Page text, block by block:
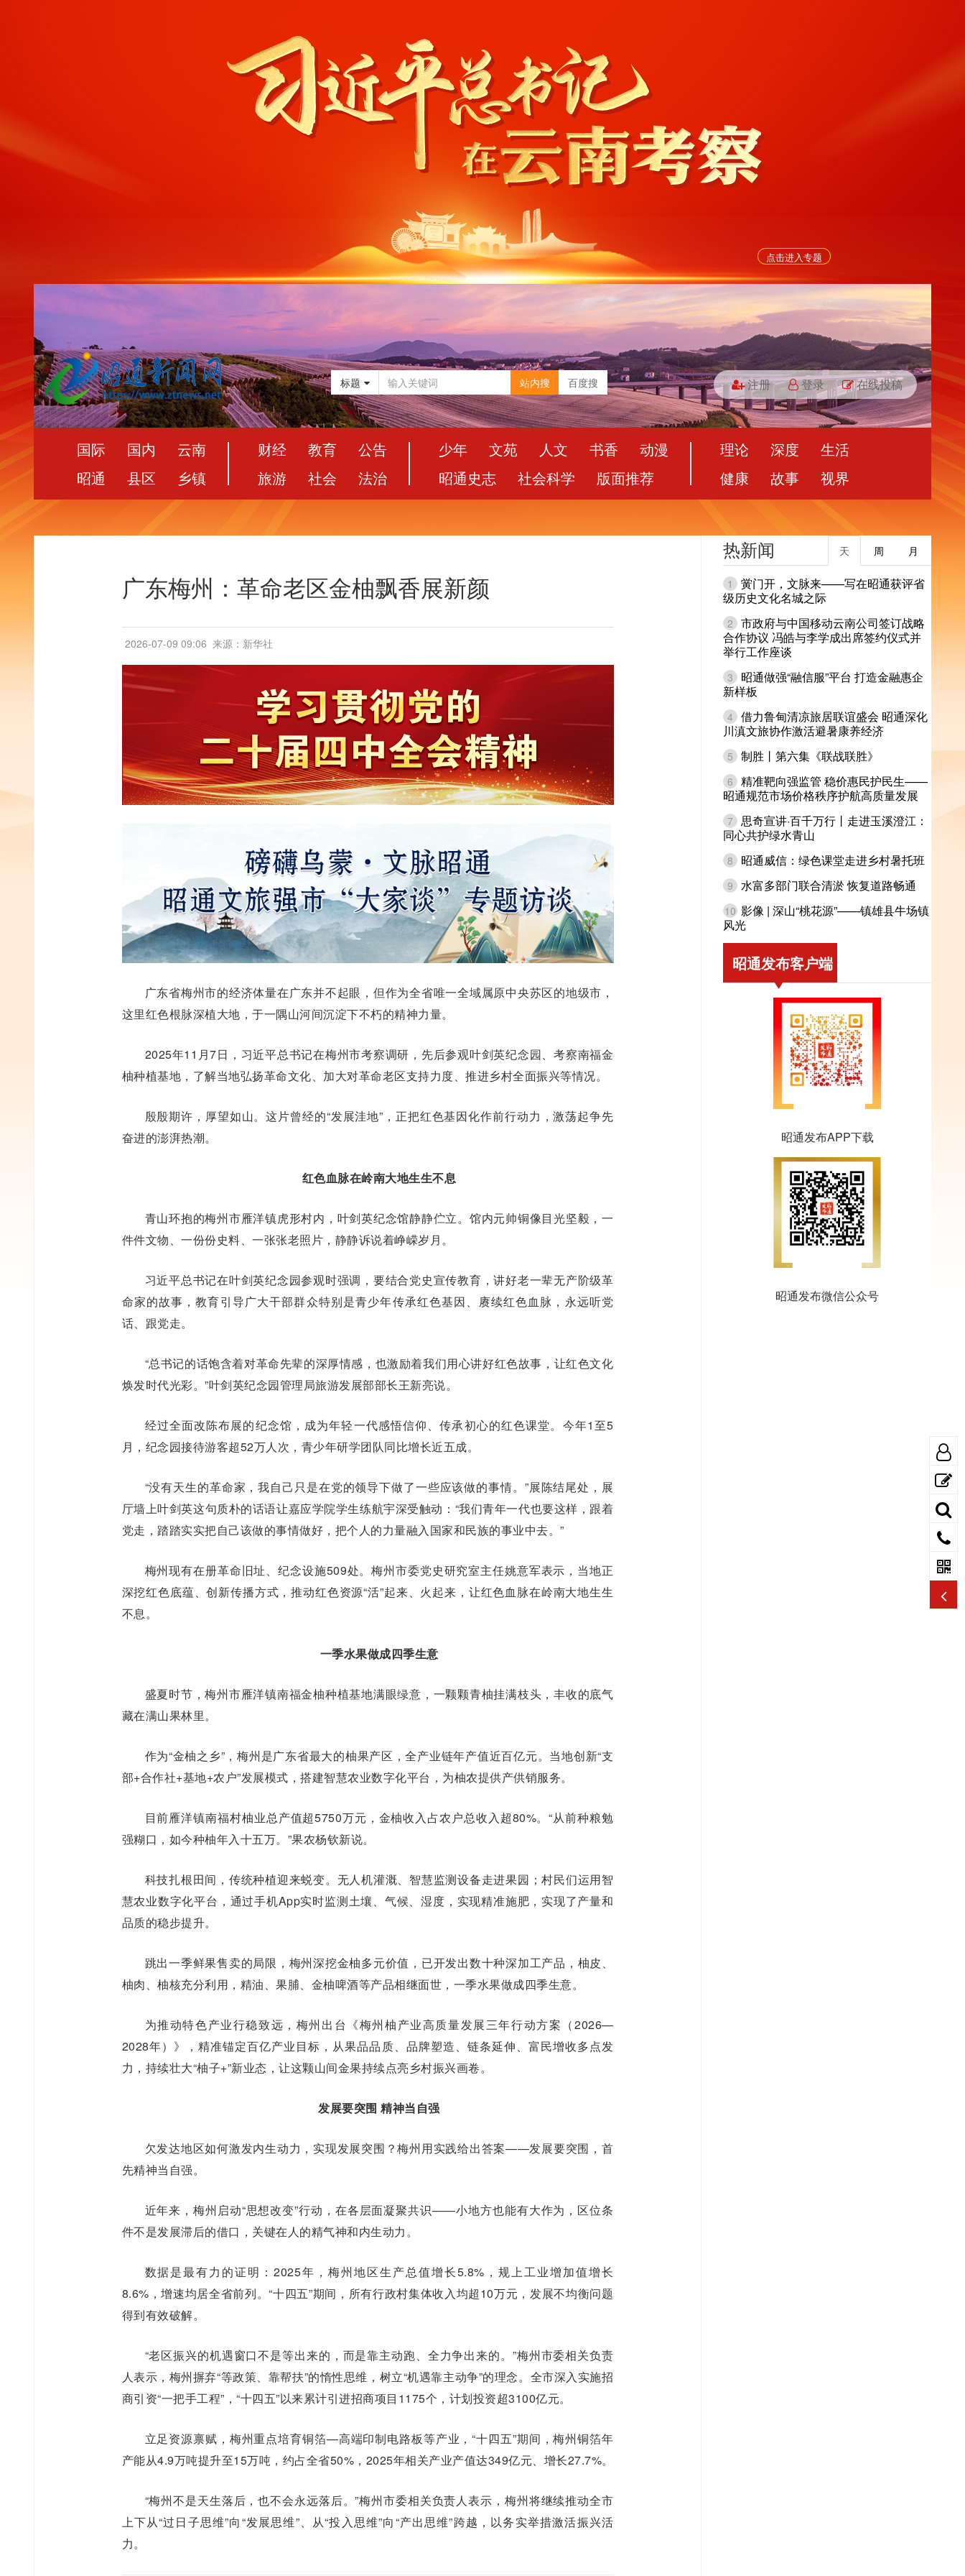
点击进入专题
标题 站内搜 百度搜 注册 登录 在线投稿
国际 国内
云南
昭通
县区 乡镇
财经 教育
公告
旅游
社会 法治
少年 文苑 人文 书香
动漫
昭通史志
社会科学 版面推荐
理论 深度
生活
健康
故事 视界
广东梅州：革命老区金柚飘香展新颜
2026-07-09 09:06 来源：新华社
广东省梅州市的经济体量在广东并不起眼，但作为全省唯一全域属原中央苏区的地级市，
这里红色根脉深植大地，于一隅山河间沉淀下不朽的精神力量。
2025年11月7日，习近平总书记在梅州市考察调研，先后参观叶剑英纪念园、考察南福金
柚种植基地，了解当地弘扬革命文化、加大对革命老区支持力度、推进乡村全面振兴等情况。
殷殷期许，厚望如山。这片曾经的“发展洼地”，正把红色基因化作前行动力，激荡起争先
奋进的澎湃热潮。
红色血脉在岭南大地生生不息
青山环抱的梅州市雁洋镇虎形村内，叶剑英纪念馆静静伫立。馆内元帅铜像目光坚毅，一
件件文物、一份份史料、一张张老照片，静静诉说着峥嵘岁月。
习近平总书记在叶剑英纪念园参观时强调，要结合党史宣传教育，讲好老一辈无产阶级革
命家的故事，教育引导广大干部群众特别是青少年传承红色基因、赓续红色血脉，永远听党
话、跟党走。
“总书记的话饱含着对革命先辈的深厚情感，也激励着我们用心讲好红色故事，让红色文化
焕发时代光彩。”叶剑英纪念园管理局旅游发展部部长王新亮说。
经过全面改陈布展的纪念馆，成为年轻一代感悟信仰、传承初心的红色课堂。今年1至5
月，纪念园接待游客超52万人次，青少年研学团队同比增长近五成。
“没有天生的革命家，我自己只是在党的领导下做了一些应该做的事情。”展陈结尾处，展
厅墙上叶剑英这句质朴的话语让嘉应学院学生练航宇深受触动：“我们青年一代也要这样，跟着
党走，踏踏实实把自己该做的事情做好，把个人的力量融入国家和民族的事业中去。”
梅州现有在册革命旧址、纪念设施509处。梅州市委党史研究室主任姚意军表示，当地正
深挖红色底蕴、创新传播方式，推动红色资源“活”起来、火起来，让红色血脉在岭南大地生生
不息。
一季水果做成四季生意
盛夏时节，梅州市雁洋镇南福金柚种植基地满眼绿意，一颗颗青柚挂满枝头，丰收的底气
藏在满山果林里。
作为“金柚之乡”，梅州是广东省最大的柚果产区，全产业链年产值近百亿元。当地创新“支
部+合作社+基地+农户”发展模式，搭建智慧农业数字化平台，为柚农提供产供销服务。
目前雁洋镇南福村柚业总产值超5750万元，金柚收入占农户总收入超80%。“从前种粮勉
强糊口，如今种柚年入十五万。”果农杨钦新说。
科技扎根田间，传统种植迎来蜕变。无人机灌溉、智慧监测设备走进果园；村民们运用智
慧农业数字化平台，通过手机App实时监测土壤、气候、湿度，实现精准施肥，实现了产量和
品质的稳步提升。
跳出一季鲜果售卖的局限，梅州深挖金柚多元价值，已开发出数十种深加工产品，柚皮、
柚肉、柚核充分利用，精油、果脯、金柚啤酒等产品相继面世，一季水果做成四季生意。
为推动特色产业行稳致远，梅州出台《梅州柚产业高质量发展三年行动方案（2026—
2028年）》，精准锚定百亿产业目标，从果品品质、品牌塑造、链条延伸、富民增收多点发
力，持续壮大“柚子+”新业态，让这颗山间金果持续点亮乡村振兴画卷。
发展要突围 精神当自强
欠发达地区如何激发内生动力，实现发展突围？梅州用实践给出答案——发展要突围，首
先精神当自强。
近年来，梅州启动“思想改变”行动，在各层面凝聚共识——小地方也能有大作为，区位条
件不是发展滞后的借口，关键在人的精气神和内生动力。
数据是最有力的证明：2025年，梅州地区生产总值增长5.8%，规上工业增加值增长
8.6%，增速均居全省前列。“十四五”期间，所有行政村集体收入均超10万元，发展不均衡问题
得到有效破解。
“老区振兴的机遇窗口不是等出来的，而是靠主动跑、全力争出来的。”梅州市委相关负责
人表示，梅州摒弃“等政策、靠帮扶”的惰性思维，树立“机遇靠主动争”的理念。全市深入实施招
商引资“一把手工程”，“十四五”以来累计引进招商项目1175个，计划投资超3100亿元。
立足资源禀赋，梅州重点培育铜箔—高端印制电路板等产业，“十四五”期间，梅州铜箔年
产能从4.9万吨提升至15万吨，约占全省50%，2025年相关产业产值达349亿元、增长27.7%。
“梅州不是天生落后，也不会永远落后。”梅州市委相关负责人表示，梅州将继续推动全市
上下从“过日子思维”向“发展思维”、从“投入思维”向“产出思维”跨越，以务实举措激活振兴活
力。
热新闻 月
周
天
1
黉门开，文脉来——写在昭通获评省
级历史文化名城之际
2 市政府与中国移动云南公司签订战略
合作协议 冯皓与李学成出席签约仪式并
举行工作座谈
3
昭通做强“融信服”平台 打造金融惠企
新样板
4 借力鲁甸清凉旅居联谊盛会 昭通深化
川滇文旅协作激活避暑康养经济
5 制胜丨第六集《联战联胜》
6 精准靶向强监管 稳价惠民护民生——
昭通规范市场价格秩序护航高质量发展
7 思奇宣讲·百千万行丨走进玉溪澄江：
同心共护绿水青山
8 昭通威信：绿色课堂走进乡村暑托班
9 水富多部门联合清淤 恢复道路畅通
10 影像 | 深山“桃花源”——镇雄县牛场镇
风光
昭通发布客户端
昭通发布APP下载
昭通发布微信公众号